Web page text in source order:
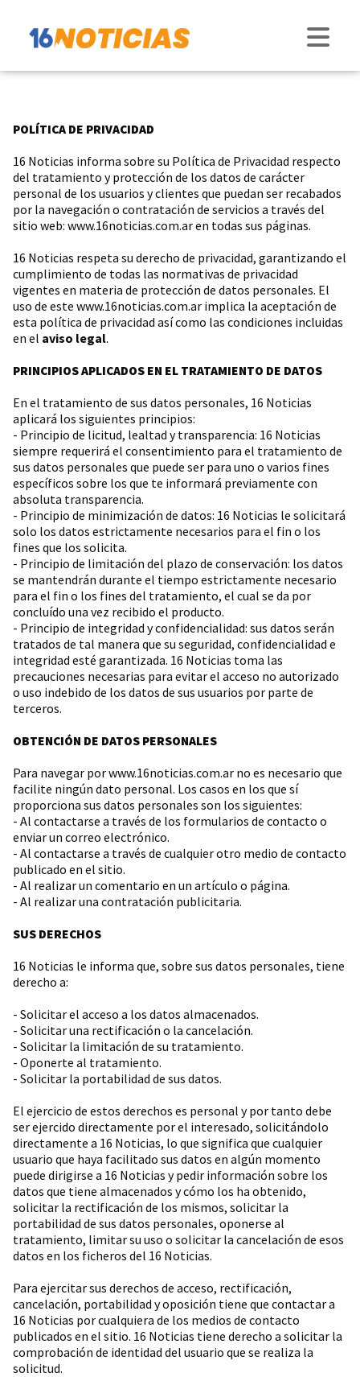
POLÍTICA DE PRIVACIDAD
16 Noticias informa sobre su Política de Privacidad respecto
del tratamiento y protección de los datos de carácter
personal de los usuarios y clientes que puedan ser recabados
por la navegación o contratación de servicios a través del
sitio web: www.16noticias.com.ar en todas sus páginas.
16 Noticias respeta su derecho de privacidad, garantizando el
cumplimiento de todas las normativas de privacidad
vigentes en materia de protección de datos personales. El
uso de este www.16noticias.com.ar implica la aceptación de
esta política de privacidad así como las condiciones incluidas
en el aviso legal.
PRINCIPIOS APLICADOS EN EL TRATAMIENTO DE DATOS
En el tratamiento de sus datos personales, 16 Noticias
aplicará los siguientes principios:
- Principio de licitud, lealtad y transparencia: 16 Noticias
siempre requerirá el consentimiento para el tratamiento de
sus datos personales que puede ser para uno o varios fines
específicos sobre los que te informará previamente con
absoluta transparencia.
- Principio de minimización de datos: 16 Noticias le solicitará
solo los datos estrictamente necesarios para el fin o los
fines que los solicita.
- Principio de limitación del plazo de conservación: los datos
se mantendrán durante el tiempo estrictamente necesario
para el fin o los fines del tratamiento, el cual se da por
concluído una vez recibido el producto.
- Principio de integridad y confidencialidad: sus datos serán
tratados de tal manera que su seguridad, confidencialidad e
integridad esté garantizada. 16 Noticias toma las
precauciones necesarias para evitar el acceso no autorizado
o uso indebido de los datos de sus usuarios por parte de
terceros.
OBTENCIÓN DE DATOS PERSONALES
Para navegar por www.16noticias.com.ar no es necesario que
facilite ningún dato personal. Los casos en los que sí
proporciona sus datos personales son los siguientes:
- Al contactarse a través de los formularios de contacto o
enviar un correo electrónico.
- Al contactarse a través de cualquier otro medio de contacto
publicado en el sitio.
- Al realizar un comentario en un artículo o página.
- Al realizar una contratación publicitaria.
SUS DERECHOS
16 Noticias le informa que, sobre sus datos personales, tiene
derecho a:
- Solicitar el acceso a los datos almacenados.
- Solicitar una rectificación o la cancelación.
- Solicitar la limitación de su tratamiento.
- Oponerte al tratamiento.
- Solicitar la portabilidad de sus datos.
El ejercicio de estos derechos es personal y por tanto debe
ser ejercido directamente por el interesado, solicitándolo
directamente a 16 Noticias, lo que significa que cualquier
usuario que haya facilitado sus datos en algún momento
puede dirigirse a 16 Noticias y pedir información sobre los
datos que tiene almacenados y cómo los ha obtenido,
solicitar la rectificación de los mismos, solicitar la
portabilidad de sus datos personales, oponerse al
tratamiento, limitar su uso o solicitar la cancelación de esos
datos en los ficheros del 16 Noticias.
Para ejercitar sus derechos de acceso, rectificación,
cancelación, portabilidad y oposición tiene que contactar a
16 Noticias por cualquiera de los medios de contacto
publicados en el sitio. 16 Noticias tiene derecho a solicitar la
comprobación de identidad del usuario que se realiza la
solicitud.